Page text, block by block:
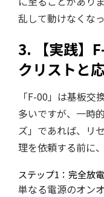
乱して動けなくな
3. 【実践】
クリストと
「F-00」は基板交
多いですが、一時
ズ」であれば、リ
理を依頼する前に
ステップ1：完全放
単なる電源のオン